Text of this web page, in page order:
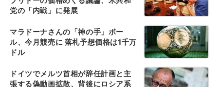
党の「内戦」に発展
マラドーナさんの「神の手」ボー
ル、今月競売に 落札予想価格は1千万
ドル
ドイツでメルツ首相が辞任計画と主
張する偽動画拡散、背後にロシア系